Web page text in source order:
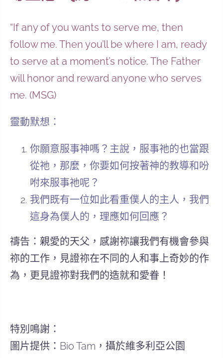
“If any of you wants to serve me, then
follow me. Then you’ll be where I am, ready
to serve at a moment’s notice. The Father
will honor and reward anyone who serves
me. (MSG)
靈動默想：
你願意服事神嗎？主說，服事祂的也當跟
從祂，那麼，你要如何按著神的教導和吩
咐來服事祂呢？
我們既有一位如此看重僕人的主人，我們
這身為僕人的，理應如何回應？
禱告：親愛的天父，感謝祢讓我們有機會參與
祢的工作，見證祢在不同的人和事上奇妙的作
為，更見證祢對我們的造就和愛眷！
特別鳴謝：
圖片提供：Bio Tam，攝於維多利亞公園